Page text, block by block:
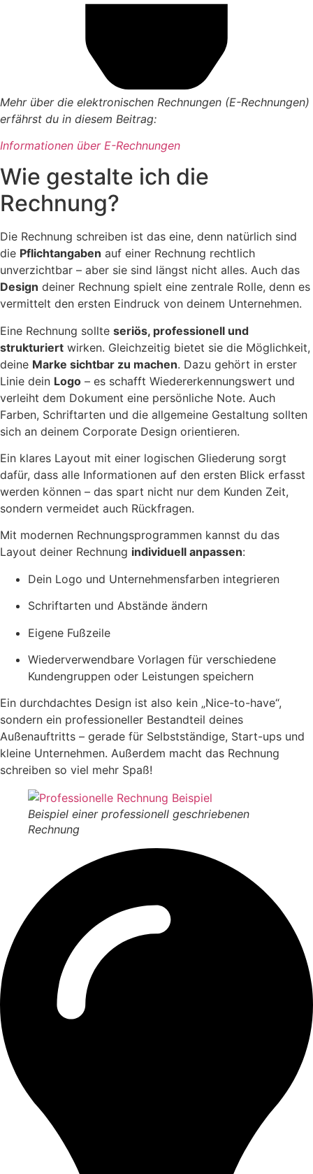
Mehr über die elektronischen Rechnungen (E-Rechnungen)
erfährst du in diesem Beitrag:
Informationen über E-Rechnungen
Wie gestalte ich die
Rechnung?
Die Rechnung schreiben ist das eine, denn natürlich sind
die Pflichtangaben auf einer Rechnung rechtlich
unverzichtbar – aber sie sind längst nicht alles. Auch das
Design deiner Rechnung spielt eine zentrale Rolle, denn es
vermittelt den ersten Eindruck von deinem Unternehmen.
Eine Rechnung sollte seriös, professionell und
strukturiert wirken. Gleichzeitig bietet sie die Möglichkeit,
deine Marke sichtbar zu machen. Dazu gehört in erster
Linie dein Logo – es schafft Wiedererkennungswert und
verleiht dem Dokument eine persönliche Note. Auch
Farben, Schriftarten und die allgemeine Gestaltung sollten
sich an deinem Corporate Design orientieren.
Ein klares Layout mit einer logischen Gliederung sorgt
dafür, dass alle Informationen auf den ersten Blick erfasst
werden können – das spart nicht nur dem Kunden Zeit,
sondern vermeidet auch Rückfragen.
Mit modernen Rechnungsprogrammen kannst du das
Layout deiner Rechnung individuell anpassen:
Dein Logo und Unternehmensfarben integrieren
Schriftarten und Abstände ändern
Eigene Fußzeile
Wiederverwendbare Vorlagen für verschiedene
Kundengruppen oder Leistungen speichern
Ein durchdachtes Design ist also kein „Nice-to-have“,
sondern ein professioneller Bestandteil deines
Außenauftritts – gerade für Selbstständige, Start-ups und
kleine Unternehmen. Außerdem macht das Rechnung
schreiben so viel mehr Spaß!
Beispiel einer professionell geschriebenen
Rechnung